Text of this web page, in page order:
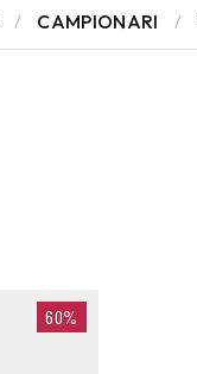
CAMPIONARI
60%